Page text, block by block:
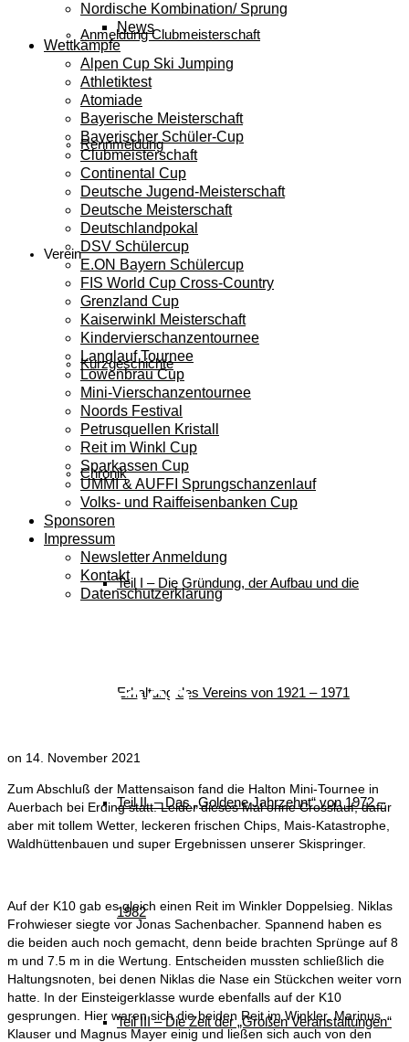
Anmeldung Clubmeisterschaft
Rennmeldung
Verein
Kurzgeschichte
Chronik
Teil I – Die Gründung, der Aufbau und die
Erhaltung des Vereins von 1921 – 1971
Teil II – Das „Goldene Jahrzehnt“ von 1972 –
1982
Teil III – Die Zeit der „Großen Veranstaltungen“
Nordische Kombination/ Sprung
News
Wettkämpfe
Alpen Cup Ski Jumping
Athletiktest
Atomiade
Bayerische Meisterschaft
Bayerischer Schüler-Cup
Clubmeisterschaft
Continental Cup
Deutsche Jugend-Meisterschaft
Deutsche Meisterschaft
Deutschlandpokal
DSV Schülercup
E.ON Bayern Schülercup
FIS World Cup Cross-Country
Grenzland Cup
Kaiserwinkl Meisterschaft
Kindervierschanzentournee
Langlauf Tournee
Löwenbräu Cup
Mini-Vierschanzentournee
Noords Festival
Petrusquellen Kristall
Reit im Winkl Cup
Sparkassen Cup
UMMI & AUFFI Sprungschanzenlauf
Volks- und Raiffeisenbanken Cup
Sponsoren
Impressum
Newsletter Anmeldung
Kontakt
Datenschutzerklärung
Auerbach
on 14. November 2021
Zum Abschluß der Mattensaison fand die Halton Mini-Tournee in
Auerbach bei Erding statt. Leider dieses Mal ohne Crosslauf, dafür
aber mit tollem Wetter, leckeren frischen Chips, Mais-Katastrophe,
Waldhüttenbauen und super Ergebnissen unserer Skispringer.
Auf der K10 gab es gleich einen Reit im Winkler Doppelsieg. Niklas
Frohwieser siegte vor Jonas Sachenbacher. Spannend haben es
die beiden auch noch gemacht, denn beide brachten Sprünge auf 8
m und 7.5 m in die Wertung. Entscheiden mussten schließlich die
Haltungsnoten, bei denen Niklas die Nase ein Stückchen weiter vorn
hatte. In der Einsteigerklasse wurde ebenfalls auf der K10
gesprungen. Hier waren sich die beiden Reit im Winkler, Marinus
Klauser und Magnus Mayer einig und ließen sich auch von den